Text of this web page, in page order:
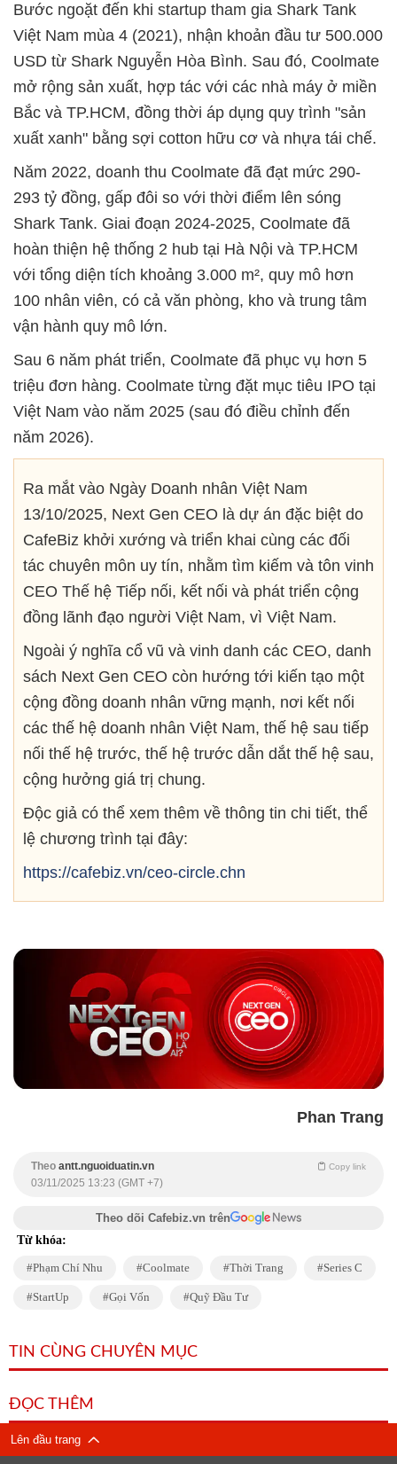
Bước ngoặt đến khi startup tham gia Shark Tank
Việt Nam mùa 4 (2021), nhận khoản đầu tư 500.000
USD từ Shark Nguyễn Hòa Bình. Sau đó, Coolmate
mở rộng sản xuất, hợp tác với các nhà máy ở miền
Bắc và TP.HCM, đồng thời áp dụng quy trình "sản
xuất xanh" bằng sợi cotton hữu cơ và nhựa tái chế.
Năm 2022, doanh thu Coolmate đã đạt mức 290-
293 tỷ đồng, gấp đôi so với thời điểm lên sóng
Shark Tank. Giai đoạn 2024-2025, Coolmate đã
hoàn thiện hệ thống 2 hub tại Hà Nội và TP.HCM
với tổng diện tích khoảng 3.000 m², quy mô hơn
100 nhân viên, có cả văn phòng, kho và trung tâm
vận hành quy mô lớn.
Sau 6 năm phát triển, Coolmate đã phục vụ hơn 5
triệu đơn hàng. Coolmate từng đặt mục tiêu IPO tại
Việt Nam vào năm 2025 (sau đó điều chỉnh đến
năm 2026).
Ra mắt vào Ngày Doanh nhân Việt Nam
13/10/2025, Next Gen CEO là dự án đặc biệt do
CafeBiz khởi xướng và triển khai cùng các đối
tác chuyên môn uy tín, nhằm tìm kiếm và tôn vinh
CEO Thế hệ Tiếp nối, kết nối và phát triển cộng
đồng lãnh đạo người Việt Nam, vì Việt Nam.
Ngoài ý nghĩa cổ vũ và vinh danh các CEO, danh
sách Next Gen CEO còn hướng tới kiến tạo một
cộng đồng doanh nhân vững mạnh, nơi kết nối
các thế hệ doanh nhân Việt Nam, thế hệ sau tiếp
nối thế hệ trước, thế hệ trước dẫn dắt thế hệ sau,
cộng hưởng giá trị chung.
Độc giả có thể xem thêm về thông tin chi tiết, thể
lệ chương trình tại đây:
https://cafebiz.vn/ceo-circle.chn
Phan Trang
Theo antt.nguoiduatin.vn Copy link
03/11/2025 13:23 (GMT +7)
Theo dõi Cafebiz.vn trên
Từ khóa:
Phạm Chí Nhu Coolmate Thời Trang Series C
StartUp Gọi Vốn Quỹ Đầu Tư
TIN CÙNG CHUYÊN MỤC
ĐỌC THÊM
Lên đầu trang